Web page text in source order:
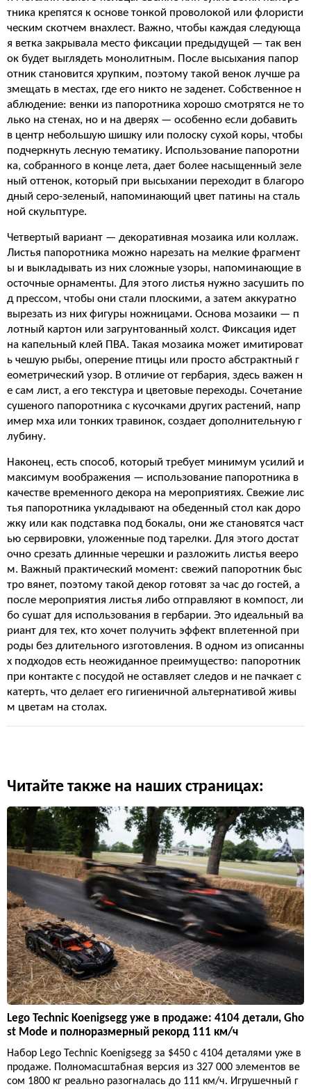
тника крепятся к основе тонкой проволокой или флористи
ческим скотчем внахлест. Важно, чтобы каждая следующа
я ветка закрывала место фиксации предыдущей — так вен
ок будет выглядеть монолитным. После высыхания папор
отник становится хрупким, поэтому такой венок лучше ра
змещать в местах, где его никто не заденет. Собственное н
аблюдение: венки из папоротника хорошо смотрятся не то
лько на стенах, но и на дверях — особенно если добавить
в центр небольшую шишку или полоску сухой коры, чтобы
подчеркнуть лесную тематику. Использование папоротни
ка, собранного в конце лета, дает более насыщенный зеле
ный оттенок, который при высыхании переходит в благоро
дный серо-зеленый, напоминающий цвет патины на сталь
ной скульптуре.
Четвертый вариант — декоративная мозаика или коллаж.
Листья папоротника можно нарезать на мелкие фрагмент
ы и выкладывать из них сложные узоры, напоминающие в
осточные орнаменты. Для этого листья нужно засушить по
д прессом, чтобы они стали плоскими, а затем аккуратно
вырезать из них фигуры ножницами. Основа мозаики — п
лотный картон или загрунтованный холст. Фиксация идет
на капельный клей ПВА. Такая мозаика может имитироват
ь чешую рыбы, оперение птицы или просто абстрактный г
еометрический узор. В отличие от гербария, здесь важен н
е сам лист, а его текстура и цветовые переходы. Сочетание
сушеного папоротника с кусочками других растений, напр
имер мха или тонких травинок, создает дополнительную г
лубину.
Наконец, есть способ, который требует минимум усилий и
максимум воображения — использование папоротника в
качестве временного декора на мероприятиях. Свежие лис
тья папоротника укладывают на обеденный стол как доро
жку или как подставка под бокалы, они же становятся част
ью сервировки, уложенные под тарелки. Для этого достат
очно срезать длинные черешки и разложить листья вееро
м. Важный практический момент: свежий папоротник быс
тро вянет, поэтому такой декор готовят за час до гостей, а
после мероприятия листья либо отправляют в компост, ли
бо сушат для использования в гербарии. Это идеальный ва
риант для тех, кто хочет получить эффект вплетенной при
роды без длительного изготовления. В одном из описанны
х подходов есть неожиданное преимущество: папоротник
при контакте с посудой не оставляет следов и не пачкает с
катерть, что делает его гигиеничной альтернативой живы
м цветам на столах.
Читайте также на наших страницах:
Lego Technic Koenigsegg уже в продаже: 4104 детали, Gho
st Mode и полноразмерный рекорд 111 км/ч
Набор Lego Technic Koenigsegg за $450 с 4104 деталями уже в
продаже. Полномасштабная версия из 327 000 элементов ве
сом 1800 кг реально разогналась до 111 км/ч. Игрушечный г